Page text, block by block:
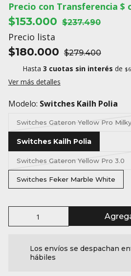
Precio con Transferencia $
$153.000 $237.490
Precio lista
$180.000 $279.400
Hasta 3 cuotas sin interés de
Ver más detalles
Modelo: Switches Kailh Polia
Switches Gateron Yellow Pro
Switches Kailh Polia
Switches Gateron Yellow Pro 3.0
Switches Feker Marble White
Los envíos se despachan
hábiles